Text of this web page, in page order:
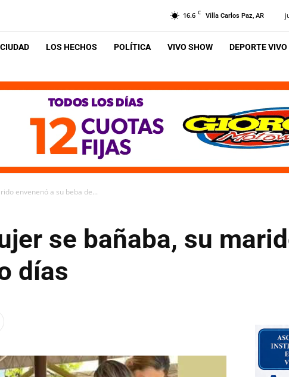
16.6 C Villa Carlos Paz, AR
LOS HECHOS POLÍTICA VIVO SHOW DEPORTE VIVO
envenenó a su beba de...
se bañaba, su
días